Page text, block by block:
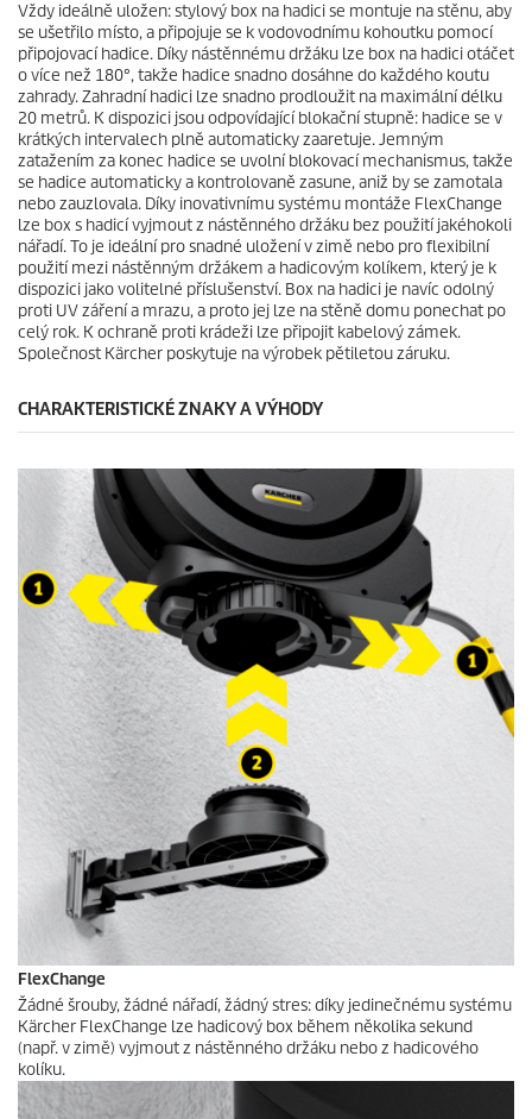
Vždy ideálně uložen: stylový box na hadici se montuje na stěnu, aby
se ušetřilo místo, a připojuje se k vodovodnímu kohoutku pomocí
připojovací hadice. Díky nástěnnému držáku lze box na hadici otáčet
o více než 180°, takže hadice snadno dosáhne do každého koutu
zahrady. Zahradní hadici lze snadno prodloužit na maximální délku
20 metrů. K dispozici jsou odpovídající blokační stupně: hadice se v
krátkých intervalech plně automaticky zaaretuje. Jemným
zatažením za konec hadice se uvolní blokovací mechanismus, takže
se hadice automaticky a kontrolovaně zasune, aniž by se zamotala
nebo zauzlovala. Díky inovativnímu systému montáže FlexChange
lze box s hadicí vyjmout z nástěnného držáku bez použití jakéhokoli
nářadí. To je ideální pro snadné uložení v zimě nebo pro flexibilní
použití mezi nástěnným držákem a hadicovým kolíkem, který je k
dispozici jako volitelné příslušenství. Box na hadici je navíc odolný
proti UV záření a mrazu, a proto jej lze na stěně domu ponechat po
celý rok. K ochraně proti krádeži lze připojit kabelový zámek.
Společnost Kärcher poskytuje na výrobek pětiletou záruku.
CHARAKTERISTICKÉ ZNAKY A VÝHODY
FlexChange
Žádné šrouby, žádné nářadí, žádný stres: díky jedinečnému systému
Kärcher FlexChange lze hadicový box během několika sekund
(např. v zimě) vyjmout z nástěnného držáku nebo z hadicového
kolíku.